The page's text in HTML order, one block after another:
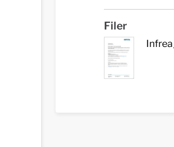
Filer